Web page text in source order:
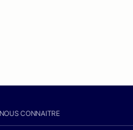
CONNAITRE